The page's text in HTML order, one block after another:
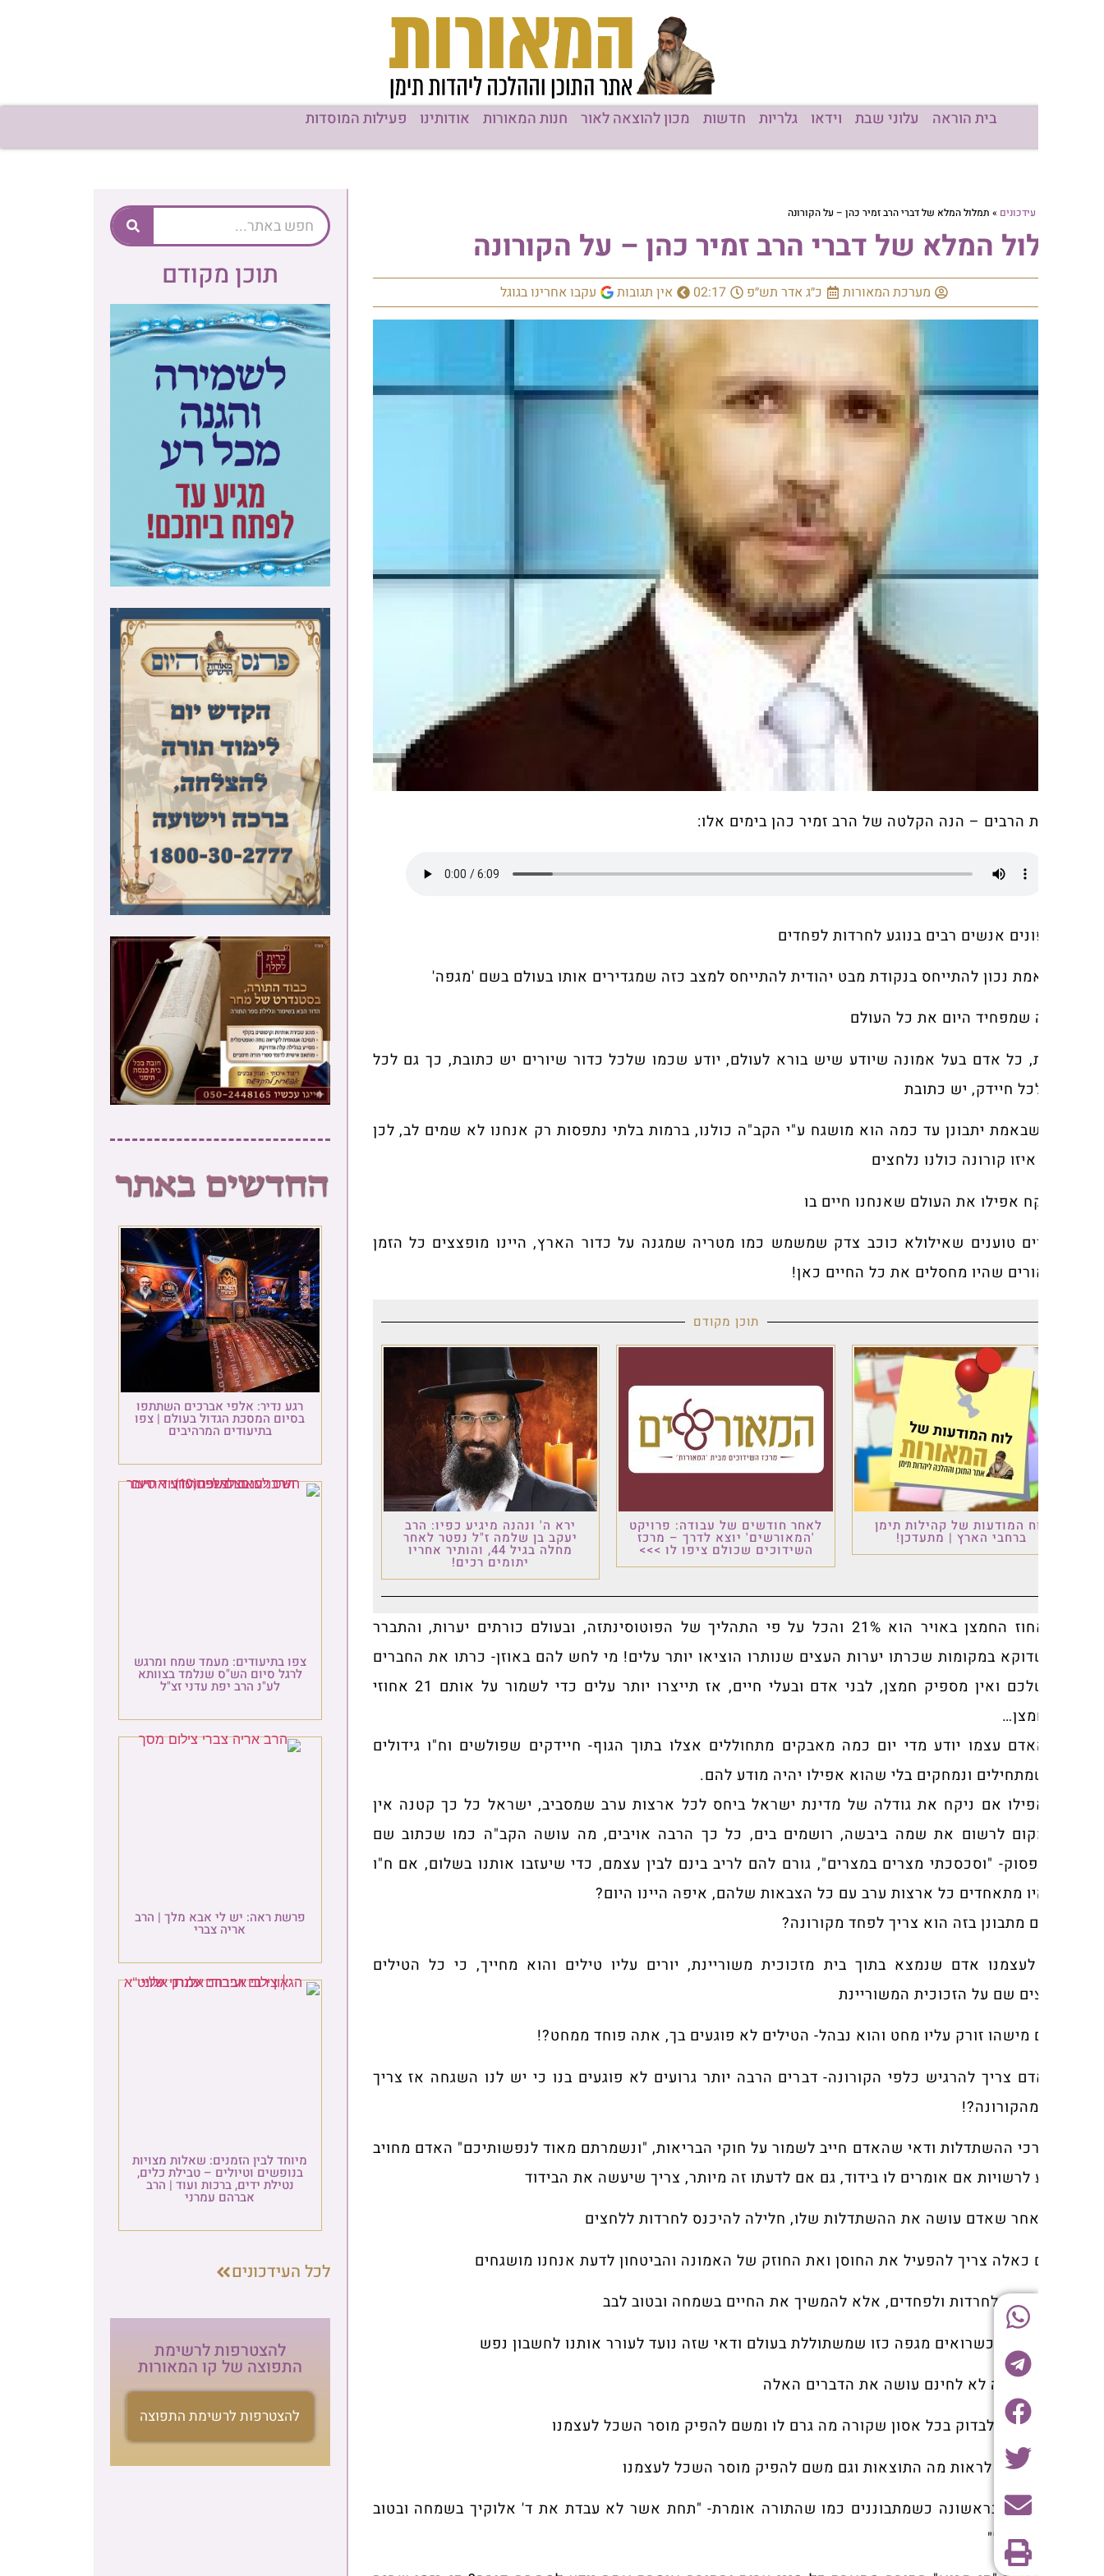
עלוני שבת וידאו גלריות חדשות מכון להוצאה לאור חנות המאורות אודותינו פעילות המוסדות
תמלול המלא של דברי הרב זמיר כהן – על הקורונה
המלא של דברי הרב זמיר כהן – על הקורונה
מערכת המאורות כ״ג אדר תש״פ 02:17 אין תגובות עקבו אחרינו בגוגל
הרבים – הנה הקלטה של הרב זמיר כהן בימים אלו:
אנשים רבים בנוגע לחרדות לפחדים
נכון להתייחס בנקודת מבט יהודית להתייחס למצב כזה שמגדירים אותו בעולם בשם 'מגפה'
שמפחיד היום את כל העולם
כל אדם בעל אמונה שיודע שיש בורא לעולם, יודע שכמו שלכל כדור שיורים יש כתובת, כך גם לכל
חיידק, יש כתובת
יתבונן עד כמה הוא מושגח ע"י הקב"ה כולנו, ברמות בלתי נתפסות רק אנחנו לא שמים לב, לכן
קורונה כולנו נלחצים
אפילו את העולם שאנחנו חיים בו
טוענים שאילולא כוכב צדק שמשמש כמו מטריה שמגנה על כדור הארץ, היינו מופצצים כל הזמן
שהיו מחסלים את כל החיים כאן!
תוכן מקודם
המודעות של קהילות תימן
ברחבי הארץ | מתעדכן!
לאחר חודשים של עבודה: פרויקט
'המאורשים' יוצא לדרך – מרכז
השידוכים שכולם ציפו לו >>>
ירא ה' ונהנה מיגיע כפיו: הרב
יעקב בן שלמה ז"ל נפטר לאחר
מחלה בגיל 44, והותיר אחריו
יתומים רכים!
אחוז החמצן באויר הוא 21% והכל על פי התהליך של הפוטוסינתזה, ובעולם כורתים יערות, והתברר
במקומות שכרתו יערות העצים שנותרו הוציאו יותר עלים! מי לחש להם באוזן- כרתו את החברים
שלכם ואין מספיק חמצן, לבני אדם ובעלי חיים, אז תייצרו יותר עלים כדי לשמור על אותם 21 אחוזי
עצמו יודע מדי יום כמה מאבקים מתחוללים אצלו בתוך הגוף- חיידקים שפולשים וח"ו גידולים
ונמחקים בלי שהוא אפילו יהיה מודע להם.
אם ניקח את גודלה של מדינת ישראל ביחס לכל ארצות ערב שמסביב, ישראל כל כך קטנה אין
לרשום את שמה ביבשה, רושמים בים, כל כך הרבה אויבים, מה עושה הקב"ה כמו שכתוב שם
"וסכסכתי מצרים במצרים", גורם להם לריב בינם לבין עצמם, כדי שיעזבו אותנו בשלום, אם ח"ו
מתאחדים כל ארצות ערב עם כל הצבאות שלהם, איפה היינו היום?
בזה הוא צריך לפחד מקורונה?
אדם שנמצא בתוך בית מזכוכית משוריינת, יורים עליו טילים והוא מחייך, כי כל הטילים
שם על הזכוכית המשוריינת
זורק עליו מחט והוא נבהל- הטילים לא פוגעים בך, אתה פוחד ממחט?!
צריך להרגיש כלפי הקורונה- דברים הרבה יותר גרועים לא פוגעים בנו כי יש לנו השגחה אז צריך
ההשתדלות ודאי שהאדם חייב לשמור על חוקי הבריאות, "ונשמרתם מאוד לנפשותיכם" האדם מחויב
אם אומרים לו בידוד, גם אם לדעתו זה מיותר, צריך שיעשה את הבידוד
שאדם עושה את ההשתדלות שלו, חלילה להיכנס לחרדות ללחצים
כאלה צריך להפעיל את החוסן ואת החוזק של האמונה והביטחון לדעת אנחנו מושגחים
לחרדות ולפחדים, אלא להמשיך את החיים בשמחה ובטוב לבב
זאת, כשרואים מגפה כזו שמשתוללת בעולם ודאי שזה נועד לעורר אותנו לחשבון נפש
לא לחינם עושה את הדברים האלה
צריך לבדוק בכל אסון שקורה מה גרם לו ומשם להפיק מוסר השכל לעצמנו
צריך לראות מה התוצאות וגם משם להפיק מוסר השכל לעצמנו
ובראשונה כשמתבוננים כמו שהתורה אומרת- "תחת אשר לא עבדת את ד' אלוקיך בשמחה ובטוב
תוכן מקודם
רגע נדיר: אלפי אברכים השתתפו
בסיום המסכת הגדול בעולם | צפו
בתיעודים המרהיבים
צפו בתיעודים: מעמד שמח ומרגש
לרגל סיום הש"ס שנלמד בצוותא
לע"נ הרב יפת עדני זצ"ל
פרשת ראה: יש לי אבא מלך | הרב
מיוחד לבין הזמנים: שאלות מצויות
בנופשים וטיולים – טבילת כלים,
נטילת ידים, ברכות ועוד | הרב
אברהם עמרני
לכל העידכונים
להצטרפות לרשימת
התפוצה של קו המאורות
להצטרפות לרשימת התפוצה